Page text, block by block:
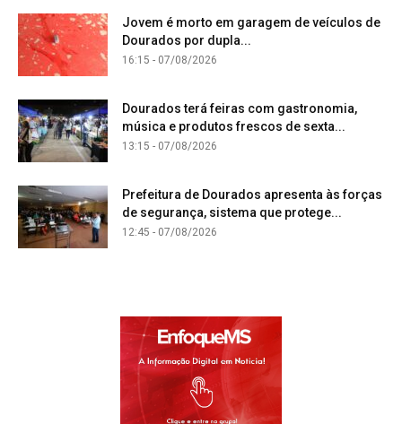
Jovem é morto em garagem de veículos de
Dourados por dupla...
16:15 - 07/08/2026
Dourados terá feiras com gastronomia,
música e produtos frescos de sexta...
13:15 - 07/08/2026
Prefeitura de Dourados apresenta às forças
de segurança, sistema que protege...
12:45 - 07/08/2026